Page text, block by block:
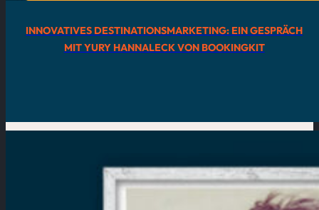
INNOVATIVES DESTINATIONSMARKETING: EIN GESPRÄCH
MIT YURY HANNALECK VON BOOKINGKIT